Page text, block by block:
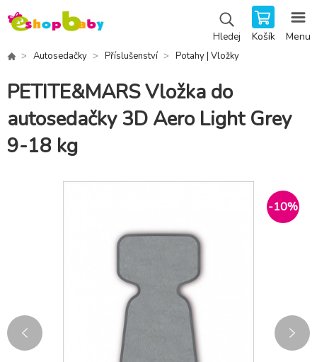
Hledej Košík Menu
Autosedačky Příslušenství Potahy | Vložky
PETITE&MARS Vložka do
autosedačky 3D Aero Light Grey
9-18 kg
-10%